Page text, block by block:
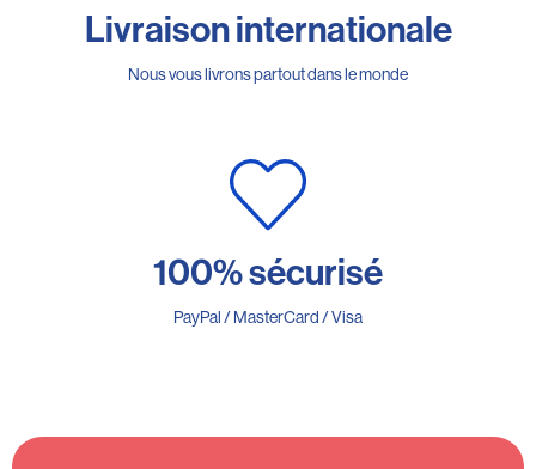
Livraison internationale
Nous vous livrons partout dans le monde
100% sécurisé
PayPal / MasterCard / Visa